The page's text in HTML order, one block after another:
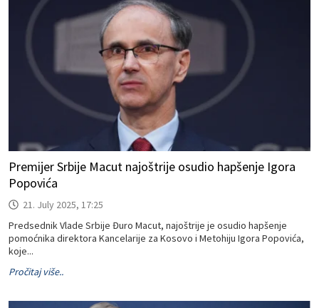
Premijer Srbije Macut najoštrije osudio hapšenje Igora
Popovića
21. July 2025, 17:25
Predsednik Vlade Srbije Đuro Macut, najoštrije je osudio hapšenje
pomoćnika direktora Kancelarije za Kosovo i Metohiju Igora Popovića,
koje...
Pročitaj više..